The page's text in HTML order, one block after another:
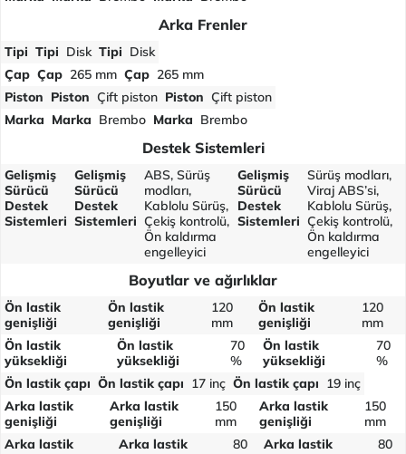
Arka Frenler
Tipi Tipi Disk Tipi Disk
Çap Çap 265 mm Çap 265 mm
Piston Piston Çift piston Piston Çift piston
Marka Marka Brembo Marka Brembo
Destek Sistemleri
Gelişmiş
Sürücü
Destek
Sistemleri
Gelişmiş
Sürücü
Destek
Sistemleri
ABS, Sürüş
modları,
Kablolu Sürüş,
Çekiş kontrolü,
Ön kaldırma
engelleyici
Gelişmiş
Sürücü
Destek
Sistemleri
Sürüş modları,
Viraj ABS’si,
Kablolu Sürüş,
Çekiş kontrolü,
Ön kaldırma
engelleyici
Boyutlar ve ağırlıklar
Ön lastik
genişliği
Ön lastik
genişliği
120
mm
Ön lastik
genişliği
120
mm
Ön lastik
yüksekliği
Ön lastik
yüksekliği
70
%
Ön lastik
yüksekliği
70
%
Ön lastik çapı Ön lastik çapı 17 inç Ön lastik çapı 19 inç
Arka lastik
genişliği
Arka lastik
genişliği
150
mm
Arka lastik
genişliği
150
mm
Arka lastik
Arka lastik
80
Arka lastik
80